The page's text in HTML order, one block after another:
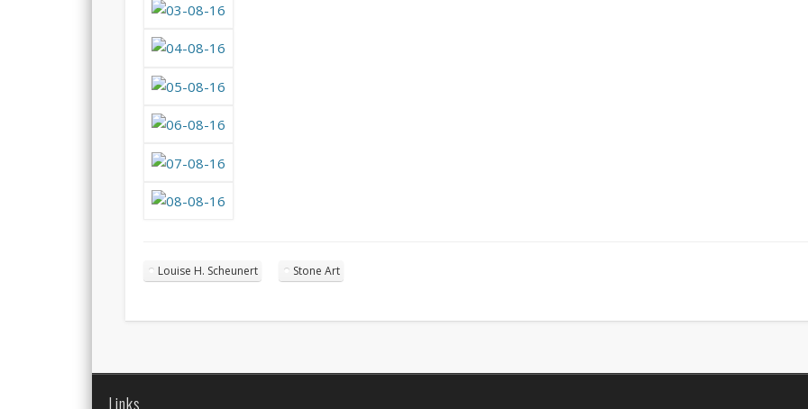
Louise H. Scheunert Stone Art
Links